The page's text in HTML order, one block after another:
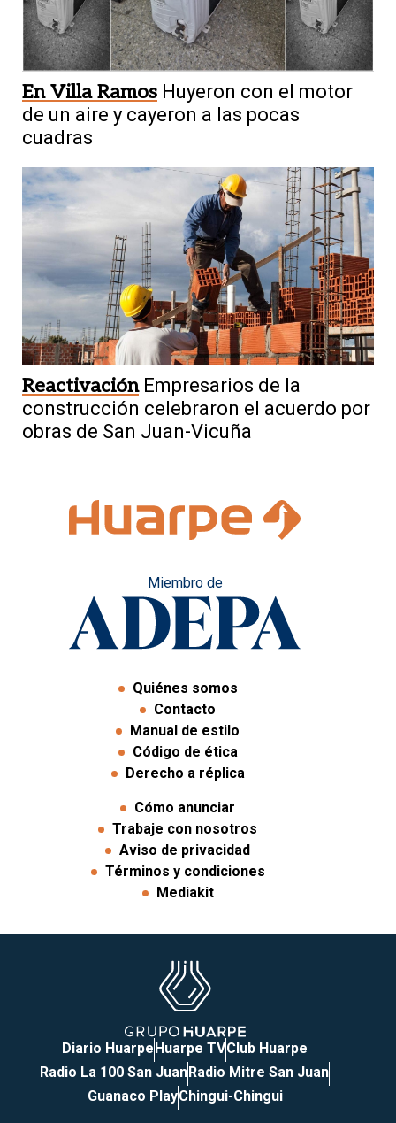
En Villa Ramos Huyeron con el motor
de un aire y cayeron a las pocas
cuadras
Reactivación Empresarios de la
construcción celebraron el acuerdo por
obras de San Juan-Vicuña
Miembro de
Quiénes somos
Contacto
Manual de estilo
Código de ética
Derecho a réplica
Cómo anunciar
Trabaje con nosotros
Aviso de privacidad
Términos y condiciones
Mediakit
Diario HuarpeHuarpe TVClub Huarpe
Radio La 100 San JuanRadio Mitre San Juan
Guanaco PlayChingui-Chingui